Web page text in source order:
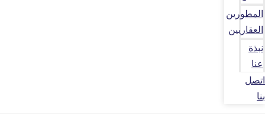
المطورين
العقاريين
نبذة
عنا
اتصل
بنا